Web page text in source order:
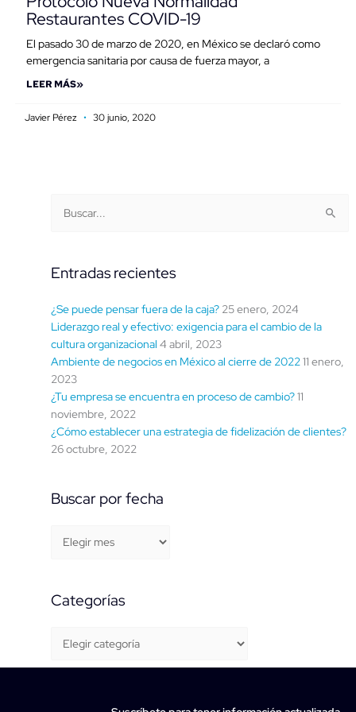
Restaurantes COVID-19
El pasado 30 de marzo de 2020, en México se declaró como
emergencia sanitaria por causa de fuerza mayor, a
LEER MÁS»
Javier Pérez 30 junio, 2020
Buscar:
Entradas recientes
¿Se puede pensar fuera de la caja? 25 enero, 2024
Liderazgo real y efectivo: exigencia para el cambio de la
cultura organizacional 4 abril, 2023
Ambiente de negocios en México al cierre de 202211 enero,
2023
¿Tu empresa se encuentra en proceso de cambio?11
noviembre, 2022
¿Cómo establecer una estrategia de fidelización de clientes?
26 octubre, 2022
Buscar por fecha
por
Categorías